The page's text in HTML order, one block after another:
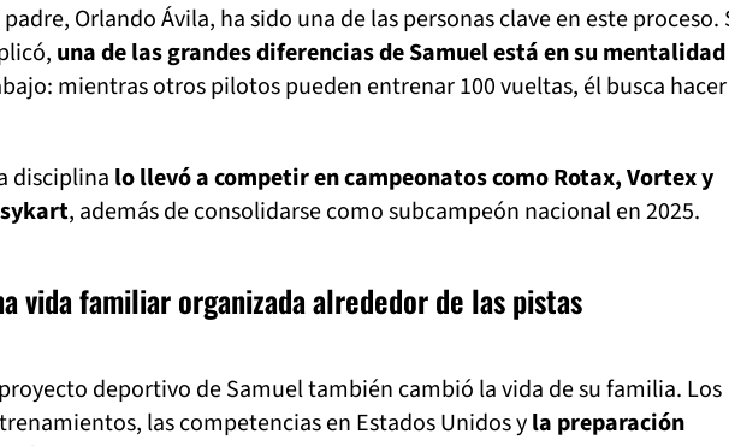
padre, Orlando Ávila, ha sido una de las personas clave en este proceso.
una de las grandes diferencias de Samuel está en su mentalidad
mientras otros pilotos pueden entrenar 100 vueltas, él busca
disciplina lo llevó a competir en campeonatos como Rotax, Vortex y
, además de consolidarse como subcampeón nacional en 2025.
vida familiar organizada alrededor de las pistas
deportivo de Samuel también cambió la vida de su familia. Los
las competencias en Estados Unidos yla preparación